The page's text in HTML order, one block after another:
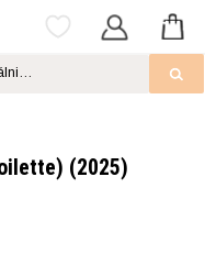
(2025)